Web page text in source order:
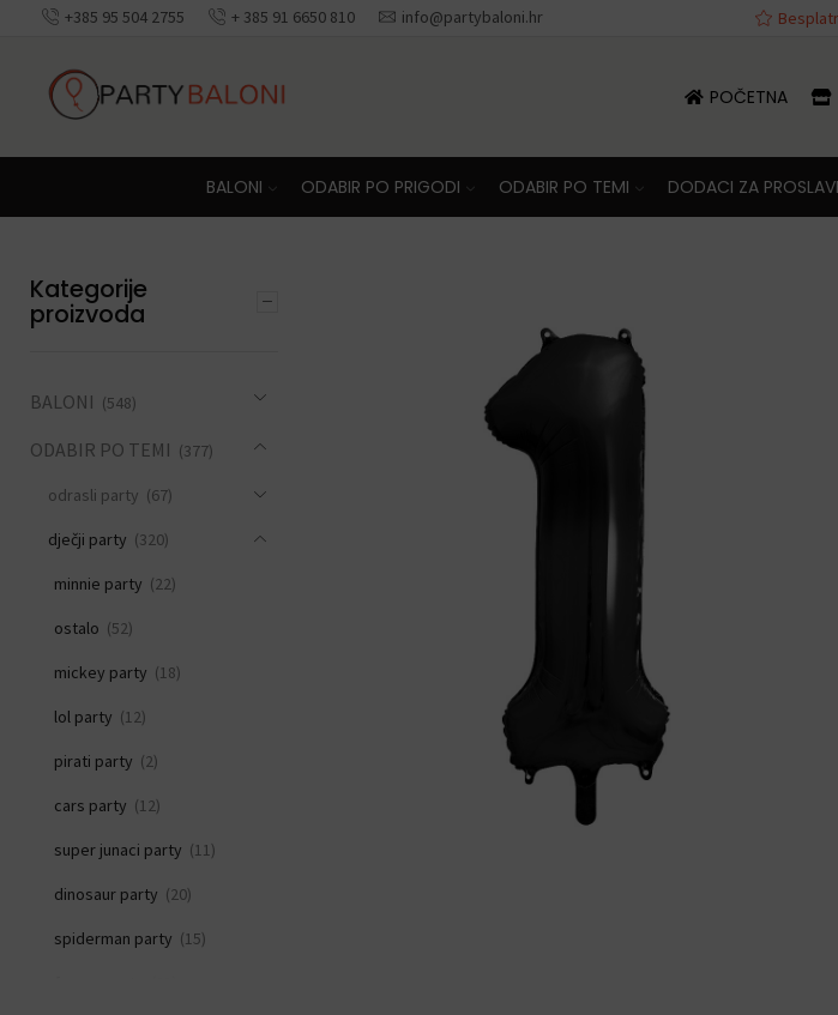
+385 95 504 2755 + 385 91 6650 810 info@partybaloni.hr
Besplatna dostava iznad 70 €
POČETNA
BALONI ODABIR PO PRIGODI ODABIR PO TEMI DODACI ZA
Kategorije
proizvoda
BALONI (548)
ODABIR PO TEMI (377)
odrasli party (67)
dječji party (320)
minnie party (22)
ostalo (52)
mickey party (18)
lol party (12)
pirati party (2)
cars party (12)
super junaci party (11)
dinosaur party (20)
spiderman party (15)